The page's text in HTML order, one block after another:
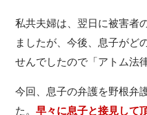
私共夫婦は、翌日に被害者
ましたが、今後、息子がど
せんでしたので「アトム法
今回、息子の弁護を野根弁
た。早々に息子と接見して